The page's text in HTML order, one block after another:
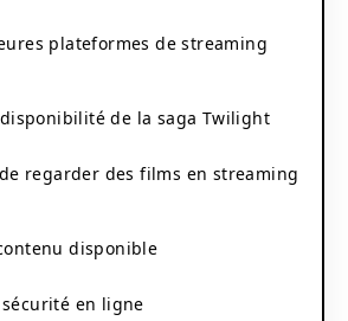
plateformes de streaming
de la saga Twilight
regarder des films en streaming
disponible
en ligne